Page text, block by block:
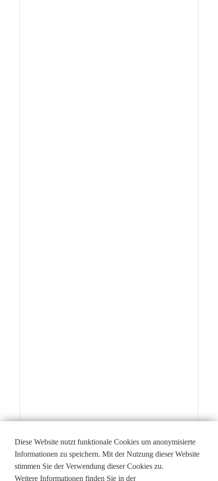
Diese Website nutzt funktionale Cookies um anonymisierte
Informationen zu speichern. Mit der Nutzung dieser Website
stimmen Sie der Verwendung dieser Cookies zu.
Weitere Informationen finden Sie in der